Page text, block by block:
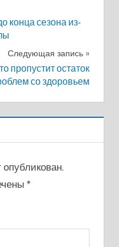
конца сезона из-
Следующая запись
пропустит остаток
со здоровьем
*